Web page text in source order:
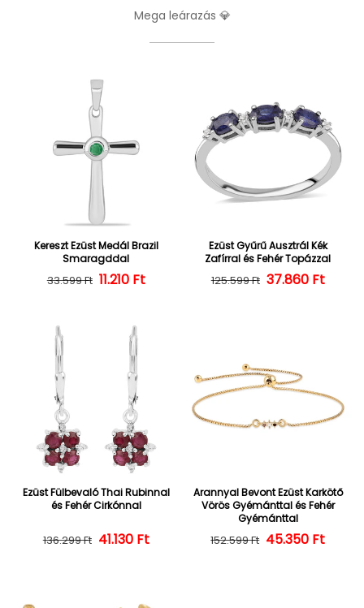
Mega leárazás 💎
Kereszt Ezüst Medál Brazil
Smaragddal
Normál ár
33.599 Ft Kedvezményes ár
11.210 Ft
Ezüst Gyűrű Ausztrál Kék
Zafírral és Fehér Topázzal
Normál ár
125.599 Ft 37.860 Ft
Ezüst Fülbevaló Thai Rubinnal
és Fehér Cirkónnal
Normál ár
136.299 Ft Kedvezményes ár
41.130 Ft
Arannyal Bevont Ezüst Karkötő
Vörös Gyémánttal és Fehér
Gyémánttal
Normál ár
152.599 Ft 45.350 Ft